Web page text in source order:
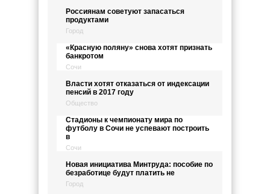
Россиянам советуют запасаться
продуктами
Город
«Красную поляну» снова хотят признать
банкротом
Сочи
Власти хотят отказаться от индексации
пенсий в 2017 году
Общество
Стадионы к чемпионату мира по
футболу в Сочи не успевают построить
в
Сочи
Новая инициатива Минтруда: пособие по
безработице будут платить не
Город